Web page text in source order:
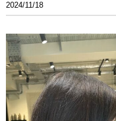
2024/11/18